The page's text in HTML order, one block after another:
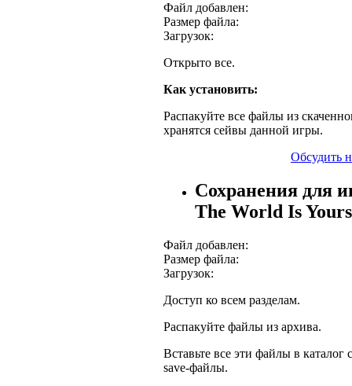
Файл добавлен:
Размер файла:
Загрузок:
Открыто все.
Как установить:
Распакуйте все файлы из
хранятся сейвы данной игры.
Обсудить
Сохранения для
The World Is
Файл добавлен:
Размер файла:
Загрузок:
Доступ ко всем разделам.
Распакуйте файлы из архива.
Вставьте все эти файлы в каталог
save-файлы.